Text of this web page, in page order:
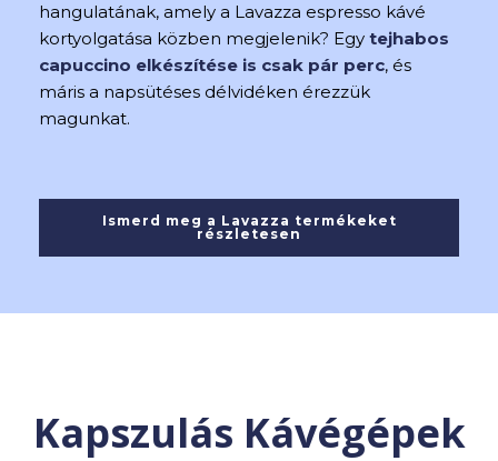
hangulatának, amely a Lavazza espresso kávé
kortyolgatása közben megjelenik? Egy tejhabos
capuccino elkészítése is csak pár perc, és
máris a napsütéses délvidéken érezzük
magunkat.
Ismerd meg a Lavazza termékeket
részletesen
Kapszulás Kávégépek